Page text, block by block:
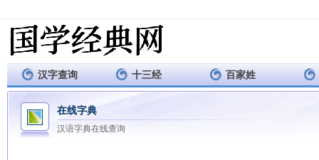
汉字查询 十三经 百家姓
在线字典
汉语字典在线查询